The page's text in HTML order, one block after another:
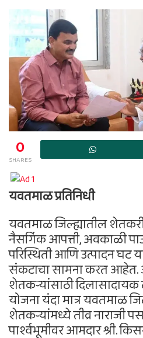
0
SHARES
यवतमाळ प्रतिनिधी
यवतमाळ जिल्ह्यातील
नैसर्गिक आपत्ती, अवकाळी
परिस्थिती आणि उत्पादन घट
संकटाचा सामना करत आहेत.
शेतकऱ्यांसाठी दिलासादायक
योजना यंदा मात्र यवतमाळ
शेतकऱ्यांमध्ये तीव्र नाराजी
पार्श्वभूमीवर आमदार श्री.